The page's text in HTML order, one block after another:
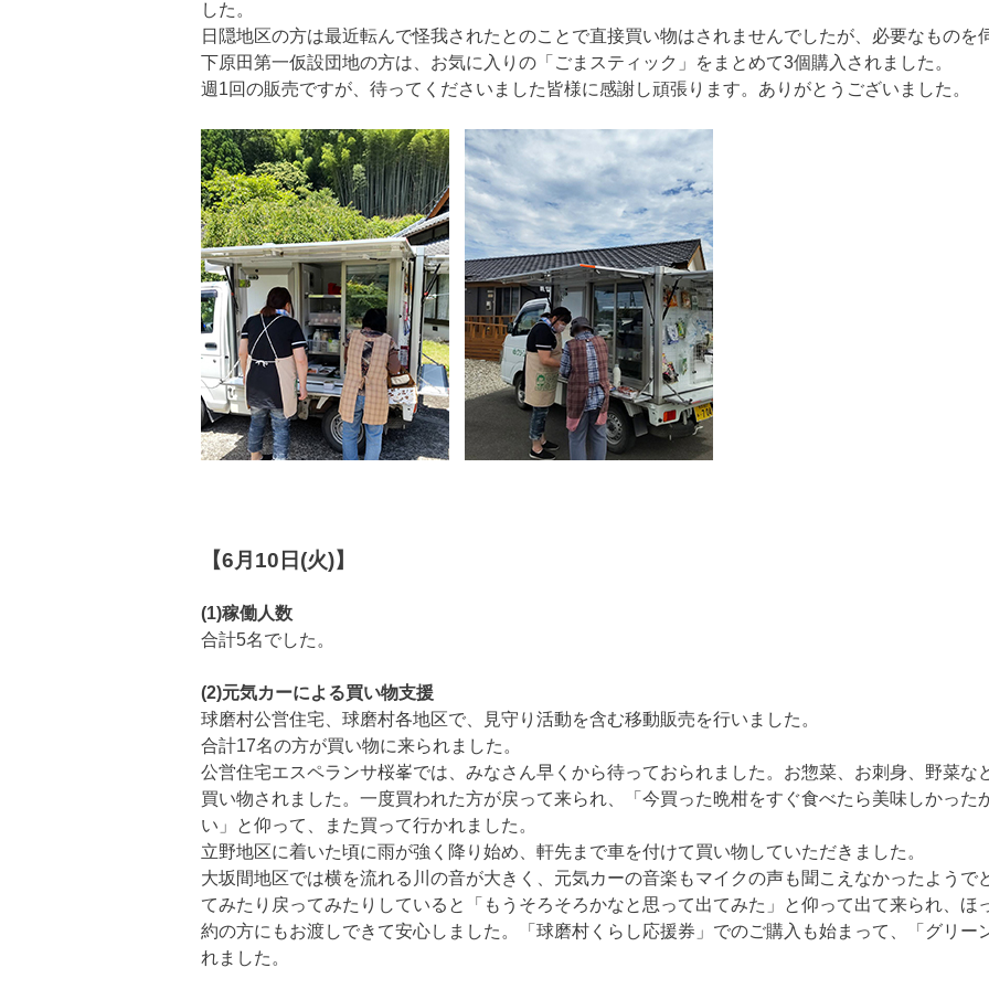
した。
日隠地区の方は最近転んで怪我されたとのことで直接買い物はされませんでしたが、必要なものを
下原田第一仮設団地の方は、お気に入りの「ごまスティック」をまとめて3個購入されました。
週1回の販売ですが、待ってくださいました皆様に感謝し頑張ります。ありがとうございました。
【6月10日(火)】
(1)稼働人数
合計5名でした。
(2)元気カーによる買い物支援
球磨村公営住宅、球磨村各地区で、見守り活動を含む移動販売を行いました。
合計17名の方が買い物に来られました。
公営住宅エスペランサ桜峯では、みなさん早くから待っておられました。お惣菜、お刺身、野菜な
買い物されました。一度買われた方が戻って来られ、「今買った晩柑をすぐ食べたら美味しかった
い」と仰って、また買って行かれました。
立野地区に着いた頃に雨が強く降り始め、軒先まで車を付けて買い物していただきました。
大坂間地区では横を流れる川の音が大きく、元気カーの音楽もマイクの声も聞こえなかったようで
てみたり戻ってみたりしていると「もうそろそろかなと思って出てみた」と仰って出て来られ、ほ
約の方にもお渡しできて安心しました。「球磨村くらし応援券」でのご購入も始まって、「グリー
れました。